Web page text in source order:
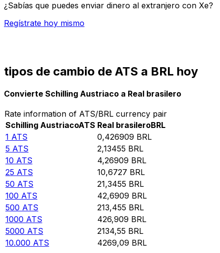
¿Sabías que puedes enviar dinero al extranjero con Xe?
Regístrate hoy mismo
tipos de cambio de ATS a BRL hoy
Convierte Schilling Austriaco a Real brasilero
Rate information of ATS/BRL currency pair
Schilling AustriacoATS Real brasileroBRL
1 ATS 0,426909 BRL
5 ATS 2,13455 BRL
10 ATS 4,26909 BRL
25 ATS 10,6727 BRL
50 ATS 21,3455 BRL
100 ATS 42,6909 BRL
500 ATS 213,455 BRL
1000 ATS 426,909 BRL
5000 ATS 2134,55 BRL
10.000 ATS 4269,09 BRL